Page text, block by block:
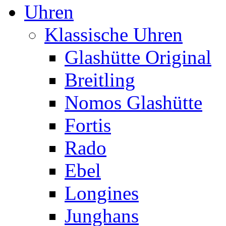
Uhren
Klassische Uhren
Glashütte Original
Breitling
Nomos Glashütte
Fortis
Rado
Ebel
Longines
Junghans